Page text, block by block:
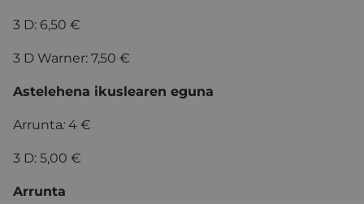
3 D: 6,50 €
3 D Warner: 7,50 €
Astelehena ikuslearen eguna
Arrunta: 4 €
3 D: 5,00 €
Arrunta